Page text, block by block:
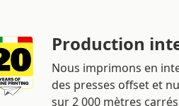
Production
Nous imprimons en
des presses offset et
sur 2 000 mètres